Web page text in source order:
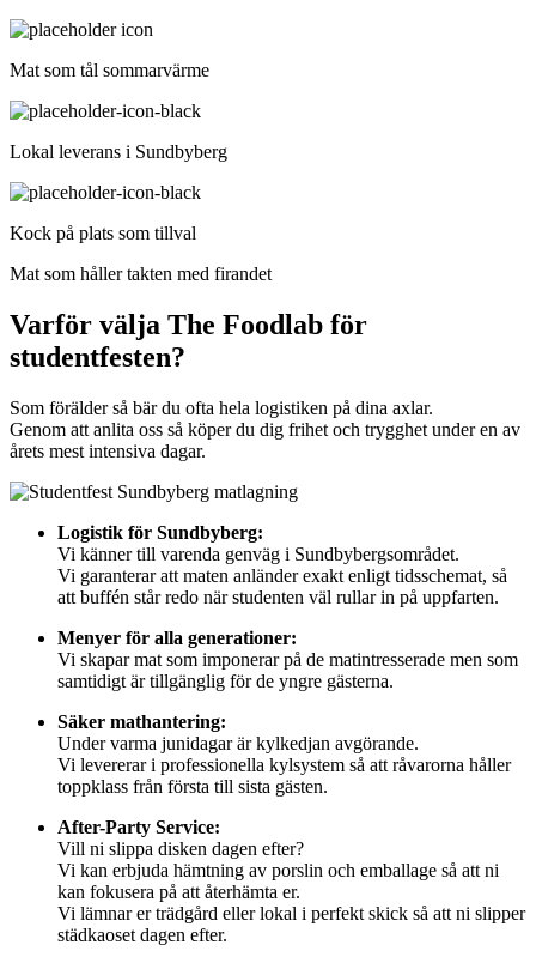
Mat som tål sommarvärme
Lokal leverans i Sundbyberg
Kock på plats som tillval
Mat som håller takten med firandet
Varför välja The Foodlab för
studentfesten?
Som förälder så bär du ofta hela logistiken på dina axlar.
Genom att anlita oss så köper du dig frihet och trygghet under en av
årets mest intensiva dagar.
Logistik för Sundbyberg:
Vi känner till varenda genväg i Sundbybergsområdet.
Vi garanterar att maten anländer exakt enligt tidsschemat, så
att buffén står redo när studenten väl rullar in på uppfarten.
Menyer för alla generationer:
Vi skapar mat som imponerar på de matintresserade men som
samtidigt är tillgänglig för de yngre gästerna.
Säker mathantering:
Under varma junidagar är kylkedjan avgörande.
Vi levererar i professionella kylsystem så att råvarorna håller
toppklass från första till sista gästen.
After-Party Service:
Vill ni slippa disken dagen efter?
Vi kan erbjuda hämtning av porslin och emballage så att ni
kan fokusera på att återhämta er.
Vi lämnar er trädgård eller lokal i perfekt skick så att ni slipper
städkaoset dagen efter.